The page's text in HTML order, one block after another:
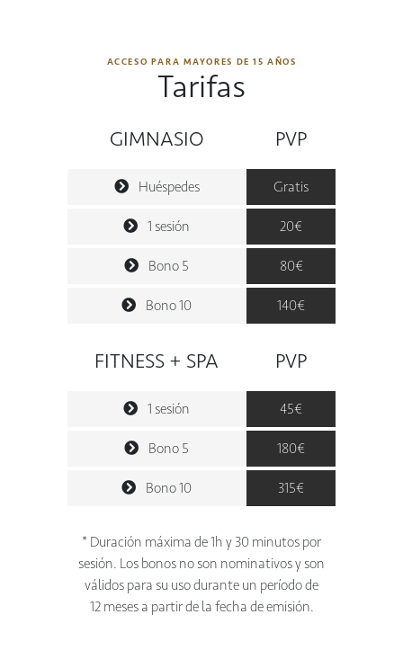
ACCESO PARA MAYORES DE 15 AÑOS
Tarifas
GIMNASIO PVP
Huéspedes Gratis
1 sesión 20€
Bono 5 80€
Bono 10 140€
FITNESS + SPA PVP
1 sesión 45€
Bono 5 180€
Bono 10 315€
* Duración máxima de 1h y 30 minutos por
sesión. Los bonos no son nominativos y son
válidos para su uso durante un período de
12 meses a partir de la fecha de emisión.